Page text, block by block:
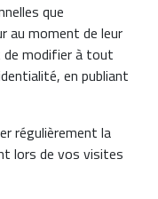
que
au moment de leur
de modifier à tout
en publiant
régulièrement la
lors de vos visites